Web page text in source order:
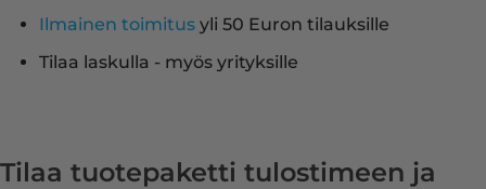
Ilmainen toimitusyli 50 Euron tilauksille
Tilaa laskulla - myös yrityksille
Tilaa tuotepaketti tulostimeen ja